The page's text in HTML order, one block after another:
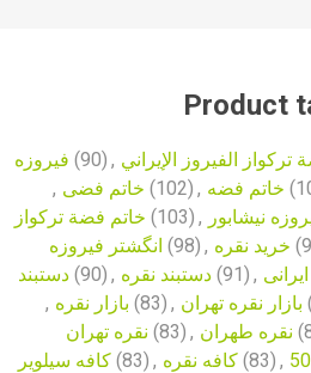
Product
فیروزه (90) , الفيروز الإيراني
, خاتم فضی (102) , خاتم فضه
خاتم فضة تركواز (103) , نیشابور
انگشتر فیروزه (98) , خرید نقره
دستبند (90) , دستبند نقره (91) ,
, بازار نقره (83) , بازار نقره تهران
نقره تهران (83) , نقره طهران
کافه سیلویر (83) , کافه نقره (83) ,